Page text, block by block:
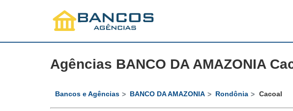
Agências BANCO DA AMAZONIA
Bancos e Agências BANCO DA AMAZONIA Rondônia Cacoal